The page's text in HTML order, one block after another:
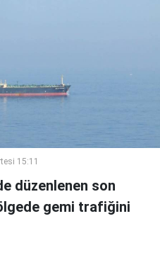
15:11
düzenlenen son
gemi trafiğini